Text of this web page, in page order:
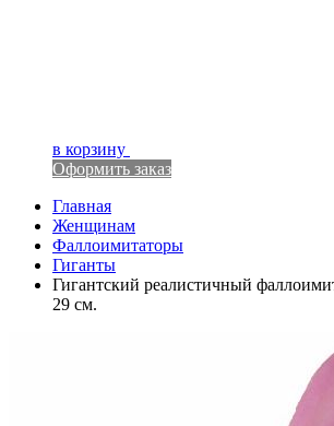
в корзину
Оформить заказ
Главная
Женщинам
Фаллоимитаторы
Гиганты
Гигантский реалистичный
29 см.